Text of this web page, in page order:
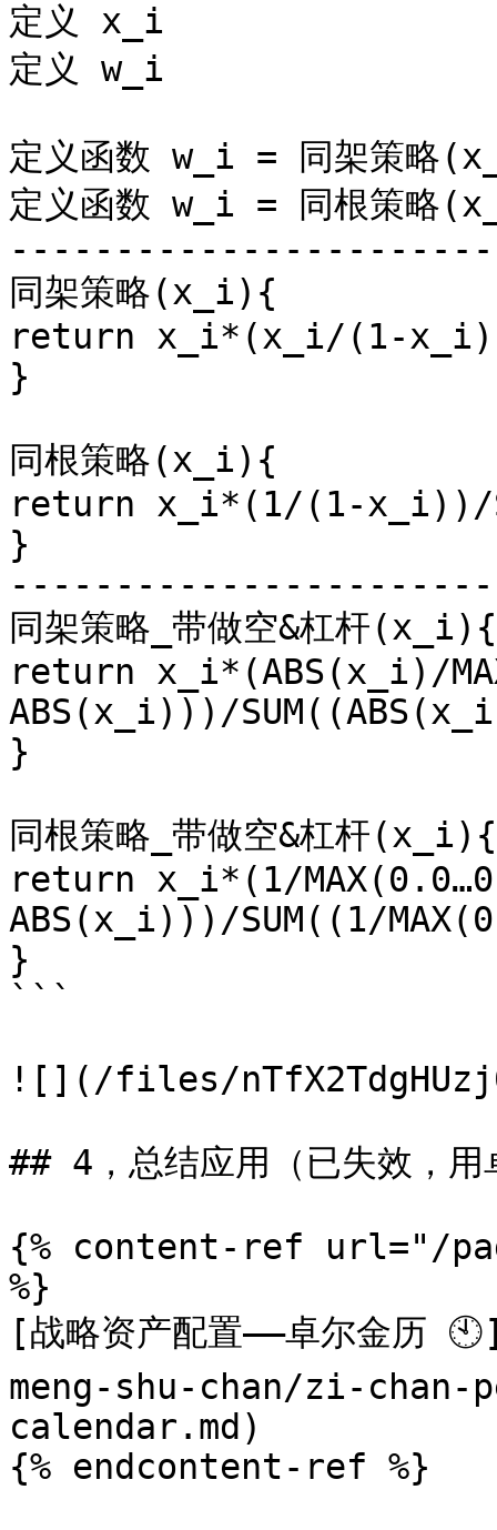
定义 x_i
定义 w_i
定义函数 w_i = 同架策略
定义函数 w_i = 同根策略
同架策略(x_i){
return x_i*(x_i/(1-
}
同根策略(x_i){
return x_i*(1/(1-x_i))/
}
同架策略_带做空&杠杆
return x_i*(ABS(x_i)/
ABS(x_i)))/
}
同根策略_带做空&杠杆
return x_i*(1/
ABS(x_i)))/SUM((1/
}
```
![](/files/
## 4，总结应用（已失效，用
{% content-ref url="/
%}
[战略资产配置——卓尔金
meng-shu-chan/zi-
calendar.md)
{% endcontent-ref %}